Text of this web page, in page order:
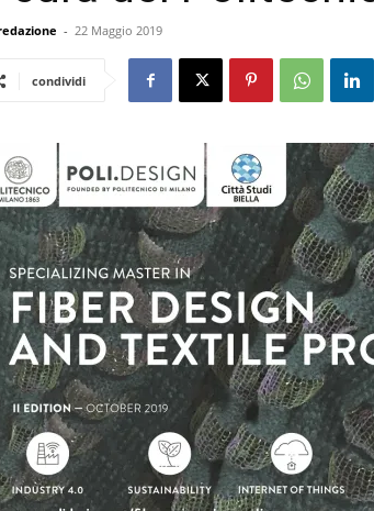
- 22 Maggio 2019
condividi